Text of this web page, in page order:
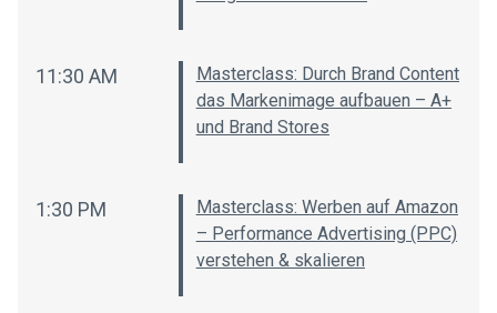
11:30 AM
Masterclass: Durch Brand Content
das Markenimage aufbauen – A+
und Brand Stores
1:30 PM
Masterclass: Werben auf Amazon
– Performance Advertising (PPC)
verstehen & skalieren